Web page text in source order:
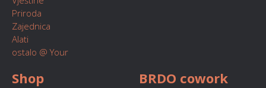
Priroda
Zajednica
Alati
ostalo @ Your
Shop BRDO cowork